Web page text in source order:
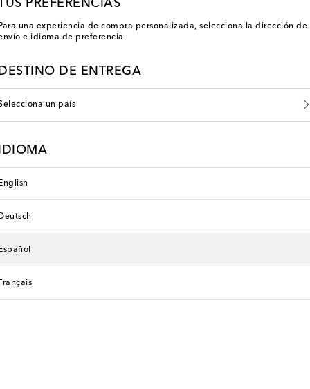
PREFERENCIAS
Para una experiencia de compra personalizada, selecciona la dirección de
e idioma de preferencia.
DESTINO DE ENTREGA
un país
IDIOMA
English
Deutsch
Español
Français